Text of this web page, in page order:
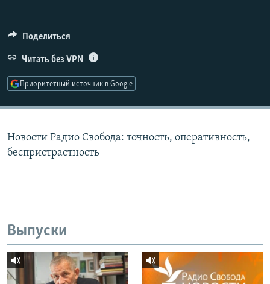
ПОДПИШИТЕСЬ НА РАССЫЛКУ
СОЦИАЛЬНЫЕ СЕТИ
Поделиться
Читать без VPN
Приоритетный источник в Google
Новости Радио Свобода: точность, оперативность,
беспристрастность
Выпуски